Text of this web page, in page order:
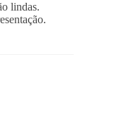
lindas.